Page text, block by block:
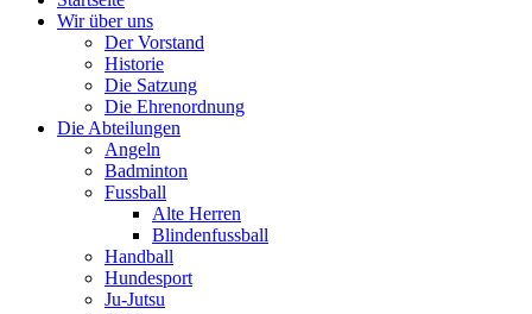
Wir über uns
Der Vorstand
Historie
Die Satzung
Die Ehrenordnung
Die Abteilungen
Angeln
Badminton
Fussball
Alte Herren
Blindenfussball
Handball
Hundesport
Ju-Jutsu